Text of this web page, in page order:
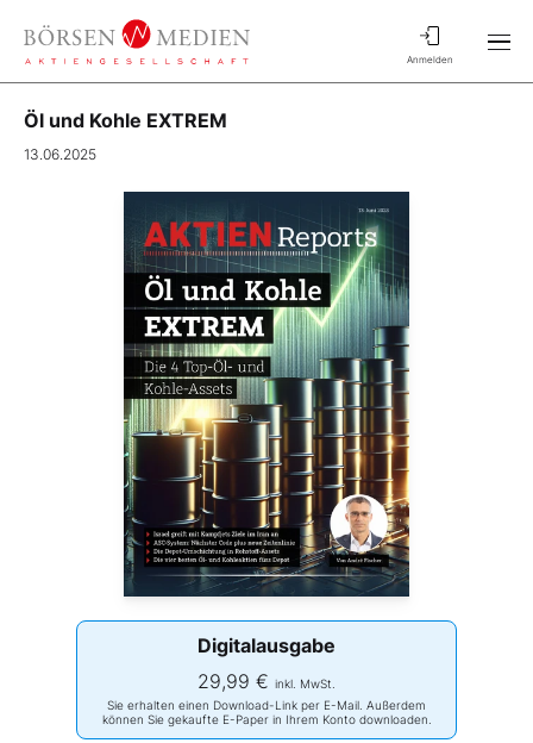
Anmelden
Öl und Kohle EXTREM
13.06.2025
Digitalausgabe
29,99 € inkl. MwSt.
Sie erhalten einen Download-Link per E-Mail. Außerdem
können Sie gekaufte E-Paper in Ihrem Konto downloaden.